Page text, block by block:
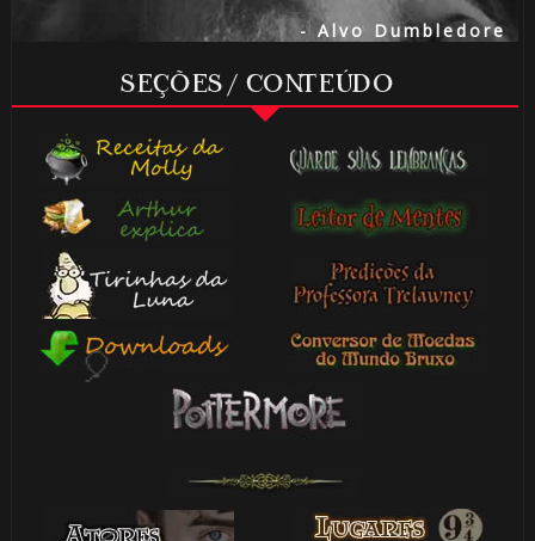
- Alvo Dumbledore
SEÇÕES / CONTEÚDO
🎈